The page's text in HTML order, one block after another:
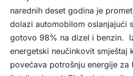
narednih deset godina je
dolazi automobilom oslanjajući
gotovo 98% na dizel i benzin.
energetski neučinkovit smještaj
povećava potrošnju energije za